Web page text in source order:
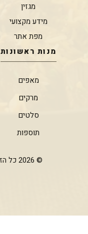
מגזין
מידע מקצועי
מפת אתר
מנות ראשונות
מאפים
מרקים
סלטים
תוספות
© 2026 כל הזכויות שמורות לסירים של גילה